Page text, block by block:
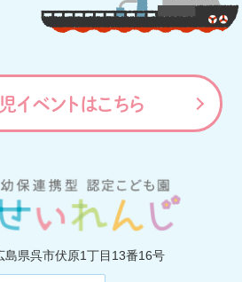
イベントはこちら
島県呉市伏原1丁目13番16号